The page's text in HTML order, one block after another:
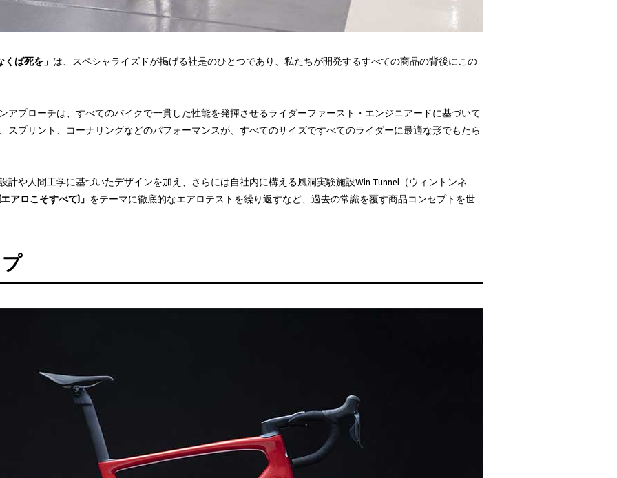
くば死を」 は、スペシャライズドが掲げる社是のひとつであり、私たちが開発するすべての商品の背後にこの
アプローチは、すべてのバイクで一貫した性能を発揮させるライダーファースト・エンジニアードに基づいて
スプリント、コーナリングなどのパフォーマンスが、すべてのサイズですべてのライダーに最適な形でもたら
計や人間工学に基づいたデザインを加え、さらには自社内に構える風洞実験施設Win Tunnel（ウィントンネ
アロこそすべて)」 をテーマに徹底的なエアロテストを繰り返すなど、過去の常識を覆す商品コンセプトを世